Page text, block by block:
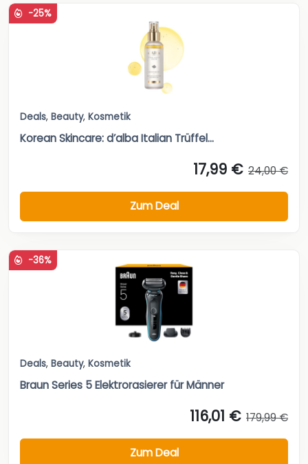
-25%
Deals, Beauty, Kosmetik
Korean Skincare: d’alba Italian Trüffel...
17,99 € 24,00 €
Zum Deal
-36%
Deals, Beauty, Kosmetik
Braun Series 5 Elektrorasierer für Männer
116,01 € 179,99 €
Zum Deal